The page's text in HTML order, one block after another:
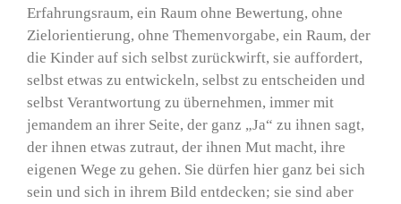
Erfahrungsraum, ein Raum ohne Bewertung, ohne
Zielorientierung, ohne Themenvorgabe, ein Raum, der
die Kinder auf sich selbst zurückwirft, sie auffordert,
selbst etwas zu entwickeln, selbst zu entscheiden und
selbst Verantwortung zu übernehmen, immer mit
jemandem an ihrer Seite, der ganz „Ja“ zu ihnen sagt,
der ihnen etwas zutraut, der ihnen Mut macht, ihre
eigenen Wege zu gehen. Sie dürfen hier ganz bei sich
sein und sich in ihrem Bild entdecken; sie sind aber